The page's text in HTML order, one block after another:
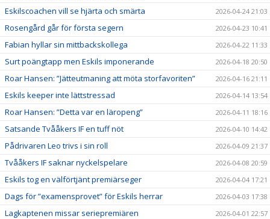
Eskilscoachen vill se hjärta och smärta 2026-04-24 21:03
Rosengård går för första segern 2026-04-23 10:41
Fabian hyllar sin mittbackskollega 2026-04-22 11:33
Surt poängtapp men Eskils imponerande 2026-04-18 20:50
Roar Hansen: ”Jätteutmaning att möta storfavoriten” 2026-04-16 21:11
Eskils keeper inte lättstressad 2026-04-14 13:54
Roar Hansen: ”Detta var en läropeng” 2026-04-11 18:16
Satsande Tvååkers IF en tuff nöt 2026-04-10 14:42
Pådrivaren Leo trivs i sin roll 2026-04-09 21:37
Tvååkers IF saknar nyckelspelare 2026-04-08 20:59
Eskils tog en välförtjänt premiärseger 2026-04-04 17:21
Dags för ”examensprovet” för Eskils herrar 2026-04-03 17:38
Lagkaptenen missar seriepremiären 2026-04-01 22:57